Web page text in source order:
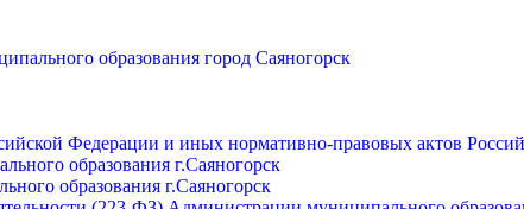
образования город Саяногорск
Федерации и иных нормативно-правовых актов
образования г.Саяногорск
образования г.Саяногорск